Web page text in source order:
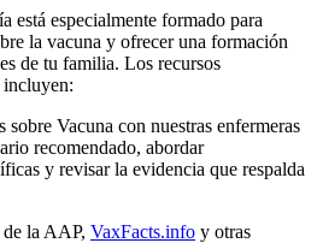
está especialmente formado para
la vacuna y ofrecer una formación
de tu familia. Los recursos
incluyen:
Vacuna con nuestras enfermeras
recomendado, abordar
y revisar la evidencia que respalda
la AAP, VaxFacts.info y otras